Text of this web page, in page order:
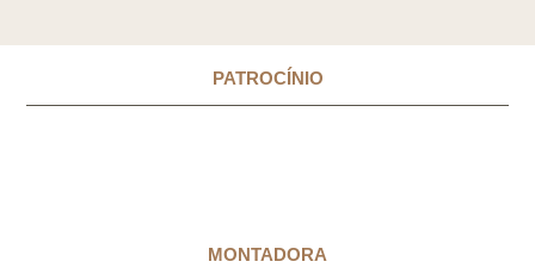
PATROCÍNIO
MONTADORA